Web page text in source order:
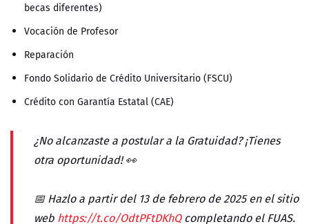
becas diferentes)
Vocación de Profesor
Reparación
Fondo Solidario de Crédito Universitario (FSCU)
Crédito con Garantía Estatal (CAE)
¿No alcanzaste a postular a la Gratuidad? ¡Tienes
otra oportunidad! 👀
📅 Hazlo a partir del 13 de febrero de 2025 en el sitio
web https://t.co/OdtPFtDKhQcompletando el FUAS.